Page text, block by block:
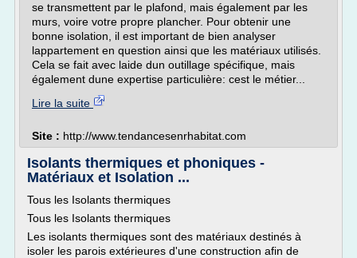
se transmettent par le plafond, mais également par les
murs, voire votre propre plancher. Pour obtenir une
bonne isolation, il est important de bien analyser
lappartement en question ainsi que les matériaux utilisés.
Cela se fait avec laide dun outillage spécifique, mais
également dune expertise particulière: cest le métier...
Lire la suite
Site : http://www.tendancesenrhabitat.com
Isolants thermiques et phoniques -
Matériaux et Isolation ...
Tous les Isolants thermiques
Tous les Isolants thermiques
Les isolants thermiques sont des matériaux destinés à
isoler les parois extérieures d'une construction afin de